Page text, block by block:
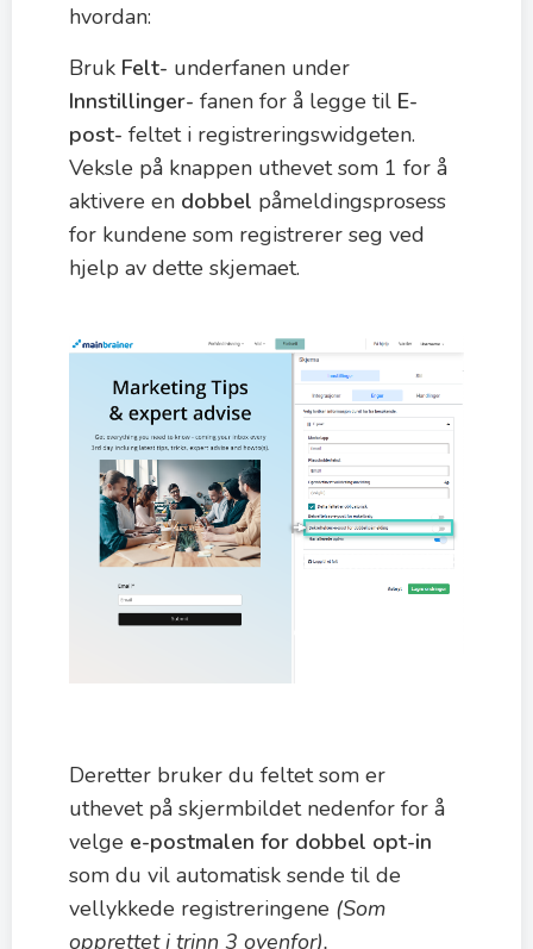
hvordan:
Bruk Felt- underfanen under
Innstillinger- fanen for å legge til E-
post- feltet i registreringswidgeten.
Veksle på knappen uthevet som 1 for å
aktivere en dobbel påmeldingsprosess
for kundene som registrerer seg ved
hjelp av dette skjemaet.
Deretter bruker du feltet som er
uthevet på skjermbildet nedenfor for å
velge e-postmalen for dobbel opt-in
som du vil automatisk sende til de
vellykkede registreringene (Som
opprettet i trinn 3 ovenfor).